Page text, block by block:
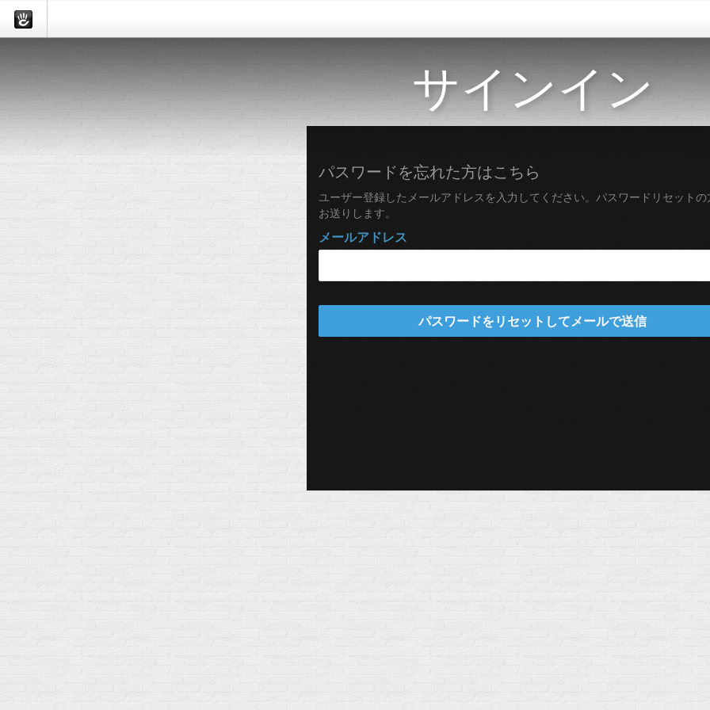
サインイン
パスワードを忘れた方はこちら
ユーザー登録したメールアドレスを入力してください。パスワードリセット
お送りします。
メールアドレス
パスワードをリセットしてメールで送信